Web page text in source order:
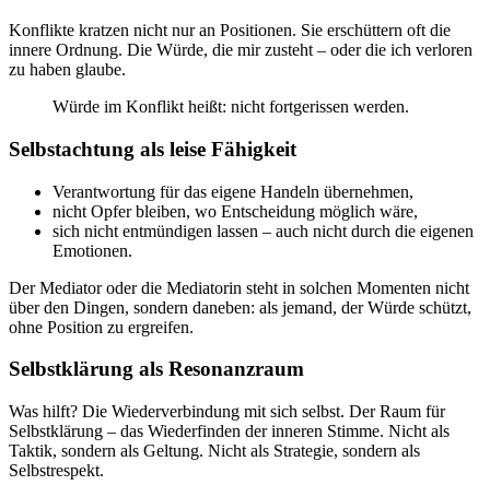
Konflikte kratzen nicht nur an Positionen. Sie erschüttern oft die
innere Ordnung. Die Würde, die mir zusteht – oder die ich verloren
zu haben glaube.
Würde im Konflikt heißt: nicht fortgerissen werden.
Selbstachtung als leise Fähigkeit
Verantwortung für das eigene Handeln übernehmen,
nicht Opfer bleiben, wo Entscheidung möglich wäre,
sich nicht entmündigen lassen – auch nicht durch die eigenen
Emotionen.
Der Mediator oder die Mediatorin steht in solchen Momenten nicht
über den Dingen, sondern daneben: als jemand, der Würde schützt,
ohne Position zu ergreifen.
Selbstklärung als Resonanzraum
Was hilft? Die Wiederverbindung mit sich selbst. Der Raum für
Selbstklärung – das Wiederfinden der inneren Stimme. Nicht als
Taktik, sondern als Geltung. Nicht als Strategie, sondern als
Selbstrespekt.